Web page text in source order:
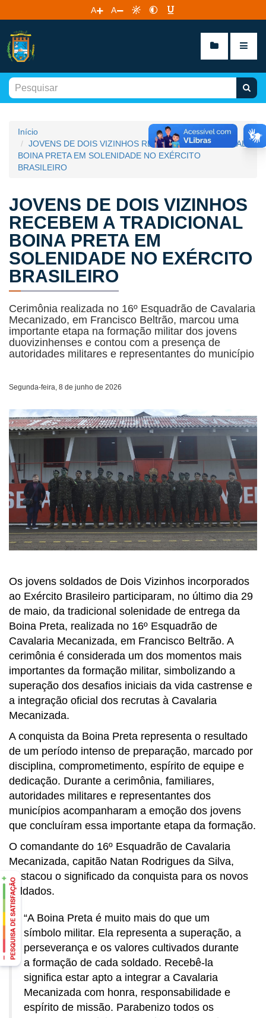
A A
Início
JOVENS DE DOIS VIZINHOS RECEBEM A TRADICIONAL
BOINA PRETA EM SOLENIDADE NO EXÉRCITO
BRASILEIRO
JOVENS DE DOIS VIZINHOS
RECEBEM A TRADICIONAL
BOINA PRETA EM
SOLENIDADE NO EXÉRCITO
BRASILEIRO
Cerimônia realizada no 16º Esquadrão de Cavalaria
Mecanizado, em Francisco Beltrão, marcou uma
importante etapa na formação militar dos jovens
duovizinhenses e contou com a presença de
autoridades militares e representantes do município
Segunda-feira, 8 de junho de 2026
Os jovens soldados de Dois Vizinhos incorporados
ao Exército Brasileiro participaram, no último dia 29
de maio, da tradicional solenidade de entrega da
Boina Preta, realizada no 16º Esquadrão de
Cavalaria Mecanizada, em Francisco Beltrão. A
cerimônia é considerada um dos momentos mais
importantes da formação militar, simbolizando a
superação dos desafios iniciais da vida castrense e
a integração oficial dos recrutas à Cavalaria
Mecanizada.
A conquista da Boina Preta representa o resultado
de um período intenso de preparação, marcado por
disciplina, comprometimento, espírito de equipe e
dedicação. Durante a cerimônia, familiares,
autoridades militares e representantes dos
municípios acompanharam a emoção dos jovens
que concluíram essa importante etapa da formação.
O comandante do 16º Esquadrão de Cavalaria
Mecanizada, capitão Natan Rodrigues da Silva,
destacou o significado da conquista para os novos
soldados.
“A Boina Preta é muito mais do que um
símbolo militar. Ela representa a superação, a
perseverança e os valores cultivados durante
a formação de cada soldado. Recebê-la
significa estar apto a integrar a Cavalaria
Mecanizada com honra, responsabilidade e
espírito de missão. Parabenizo todos os